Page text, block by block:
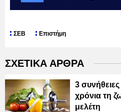
ΣΕΒ Επιστήμη
ΣΧΕΤΙΚΑ ΑΡΘΡΑ
3
χρόνια τη
μελέτη